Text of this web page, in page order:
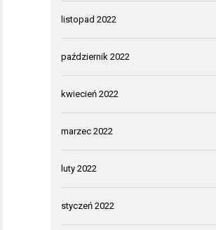
listopad 2022
październik 2022
kwiecień 2022
marzec 2022
luty 2022
styczeń 2022